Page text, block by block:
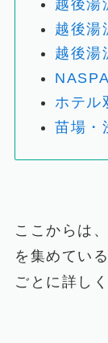
越後湯
越後湯
越後湯
ホテル
苗場・
ここからは
を集めてい
ごとに詳し